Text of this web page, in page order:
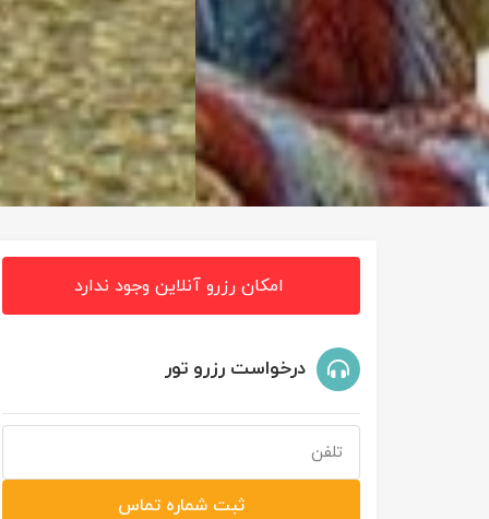
امکان رزرو آنلاین وجود ندارد
درخواست رزرو تور
ثبت شماره تماس
تور آفرود